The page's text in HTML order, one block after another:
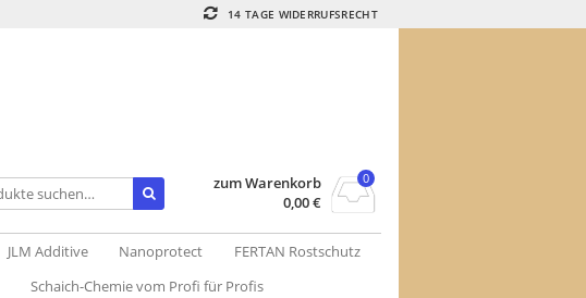
14 TAGE WIDERRUFSRECHT
zum Warenkorb
0,00€
0
JLM Additive Nanoprotect
FERTAN Rostschutz
Schaich-Chemie vom Profi für Profis